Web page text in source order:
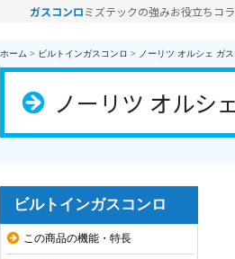
ガスコンロミズテックの強みお役立ちコ
ホーム > ビルトインガスコンロ > ノーリツ オルシェ ガ
ノーリツ オルシ
ビルトインガスコンロ
この商品の機能・特長